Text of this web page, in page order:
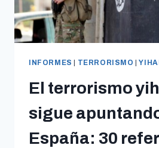
INFORMES TERRORISMO |
El terrorismo
sigue
España: 30